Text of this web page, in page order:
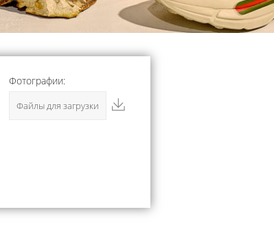
Фотографии:
Файлы для загрузки